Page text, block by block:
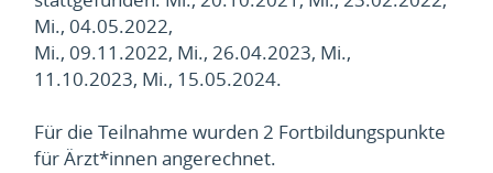
Mi., 04.05.2022,
Mi., 09.11.2022, Mi., 26.04.2023, Mi.,
11.10.2023, Mi., 15.05.2024.
Für die Teilnahme wurden 2 Fortbildungspunkte
für Ärzt*innen angerechnet.